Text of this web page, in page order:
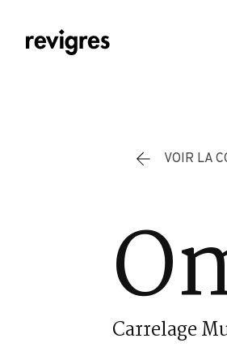
VOIR LA
Carrelage